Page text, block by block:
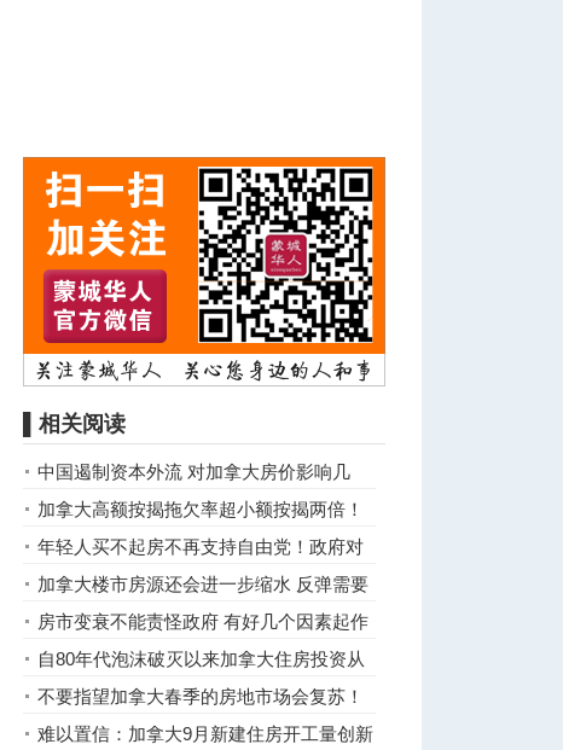
▌相关阅读
中国遏制资本外流 对加拿大房价影响几
何？
加拿大高额按揭拖欠率超小额按揭两倍！
08年美房市崩溃前正是如此 ...
年轻人买不起房不再支持自由党！政府对
房市将有大动作
加拿大楼市房源还会进一步缩水 反弹需要
等到这时候
房市变衰不能责怪政府 有好几个因素起作
用
自80年代泡沫破灭以来加拿大住房投资从
没如此低过
不要指望加拿大春季的房地市场会复苏！
难以置信：加拿大9月新建住房开工量创新